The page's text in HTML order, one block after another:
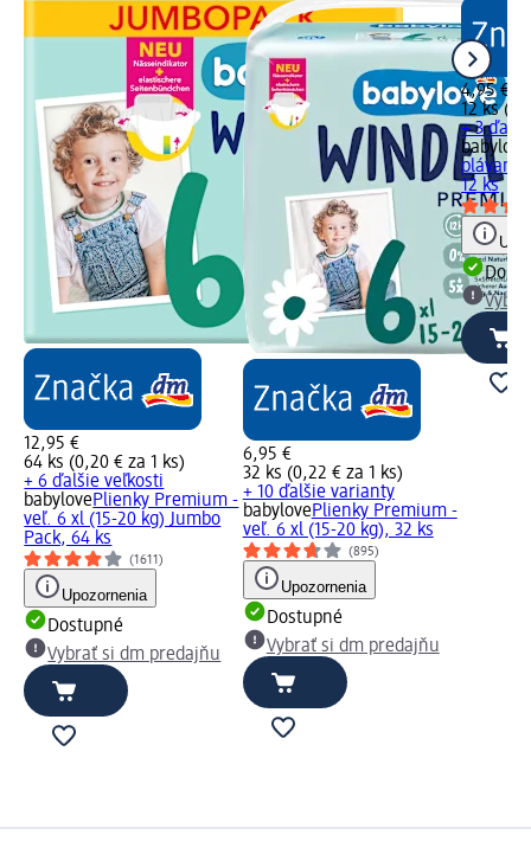
12,95 €
64 ks (0,20 € za 1 ks)
+ 6 ďalšie veľkosti
babylovePlienky Premium -
veľ. 6 xl (15-20 kg) Jumbo
Pack, 64 ks
(1611)
Upozornenia
Dostupné
Vybrať si dm predajňu
6,95 €
32 ks (0,22 € za 1 ks)
+ 10 ďalšie varianty
babylovePlienky Premium -
veľ. 6 xl (15-20 kg), 32 ks
(895)
Upozornenia
Dostupné
Vybrať si dm predajňu
4,95 €
12 ks
+ 3
babylove
12 ks